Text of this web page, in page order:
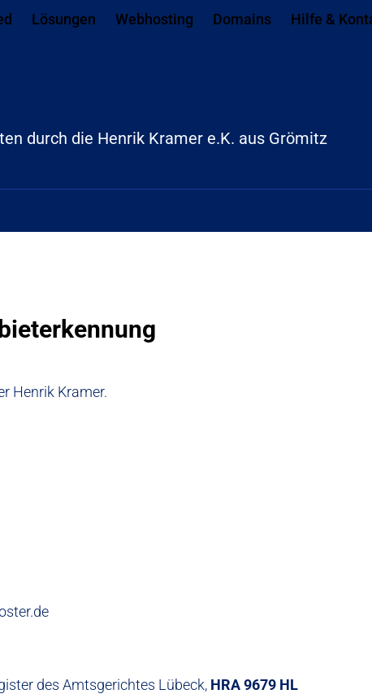
springen Nach ganz unten springen
Lösungen Webhosting Domains Hilfe &
durch die Henrik Kramer e.K. aus Grömitz
Henrik Kramer.
des Amtsgerichtes Lübeck, HRA 9679 HL